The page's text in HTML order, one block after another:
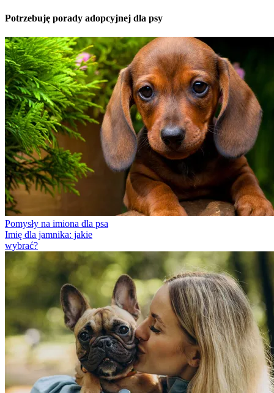
Potrzebuję porady adopcyjnej dla psy
Pomysły na imiona dla psa
Imię dla jamnika: jakie
wybrać?